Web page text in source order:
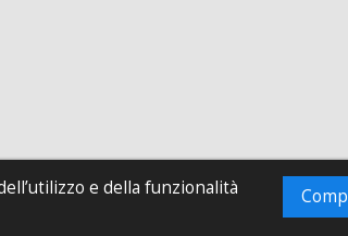
e della funzionalità